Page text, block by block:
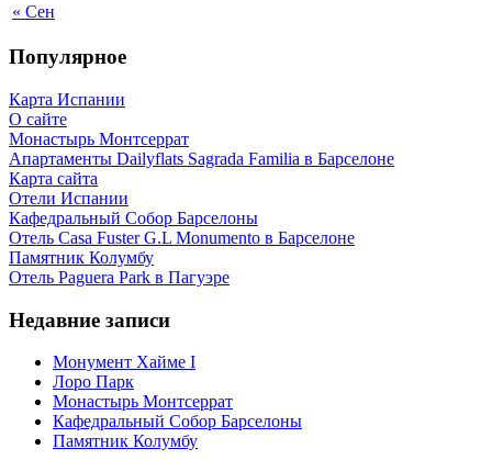
« Сен
Популярное
Карта Испании
О сайте
Монастырь Монтсеррат
Апартаменты Dailyflats Sagrada Familia в Барселоне
Карта сайта
Отели Испании
Кафeдрaльный Собор Барселоны
Отель Casa Fuster G.L Monumento в Барселоне
Пaмятник Колумбу
Отель Paguera Park в Пагуэре
Недавние записи
Монумент Хайме I
Лоро Парк
Монастырь Монтсеррат
Кафeдрaльный Собор Барселоны
Пaмятник Колумбу